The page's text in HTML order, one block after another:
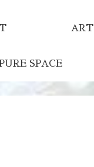
ART
PURE SPACE